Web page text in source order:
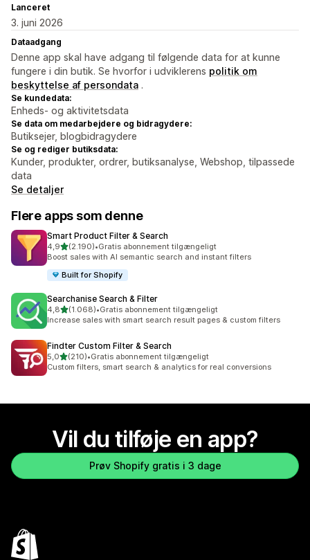
Lanceret
3. juni 2026
Dataadgang
Denne app skal have adgang til følgende data for at kunne
fungere i din butik. Se hvorfor i udviklerens politik om
beskyttelse af persondata .
Se kundedata:
Enheds- og aktivitetsdata
Se data om medarbejdere og bidragydere:
Butiksejer, blogbidragydere
Se og rediger butiksdata:
Kunder, produkter, ordrer, butiksanalyse, Webshop, tilpassede
data
Se detaljer
Flere apps som denne
Smart Product Filter & Search
4,9ud af 5 stjerner
(2.190)
2190 anmeldelser i alt
•Gratis abonnement tilgængeligt
Boost sales with AI semantic search and instant filters
Built for Shopify
Searchanise Search & Filter
4,8ud af 5 stjerner
(1.068)
1068 anmeldelser i alt
•Gratis abonnement tilgængeligt
Increase sales with smart search result pages & custom filters
Findter Custom Filter & Search
5,0ud af 5 stjerner
(210)
210 anmeldelser i alt
•Gratis abonnement tilgængeligt
Custom filters, smart search & analytics for real conversions
Vil du tilføje en app?
Prøv Shopify gratis i 3 dage